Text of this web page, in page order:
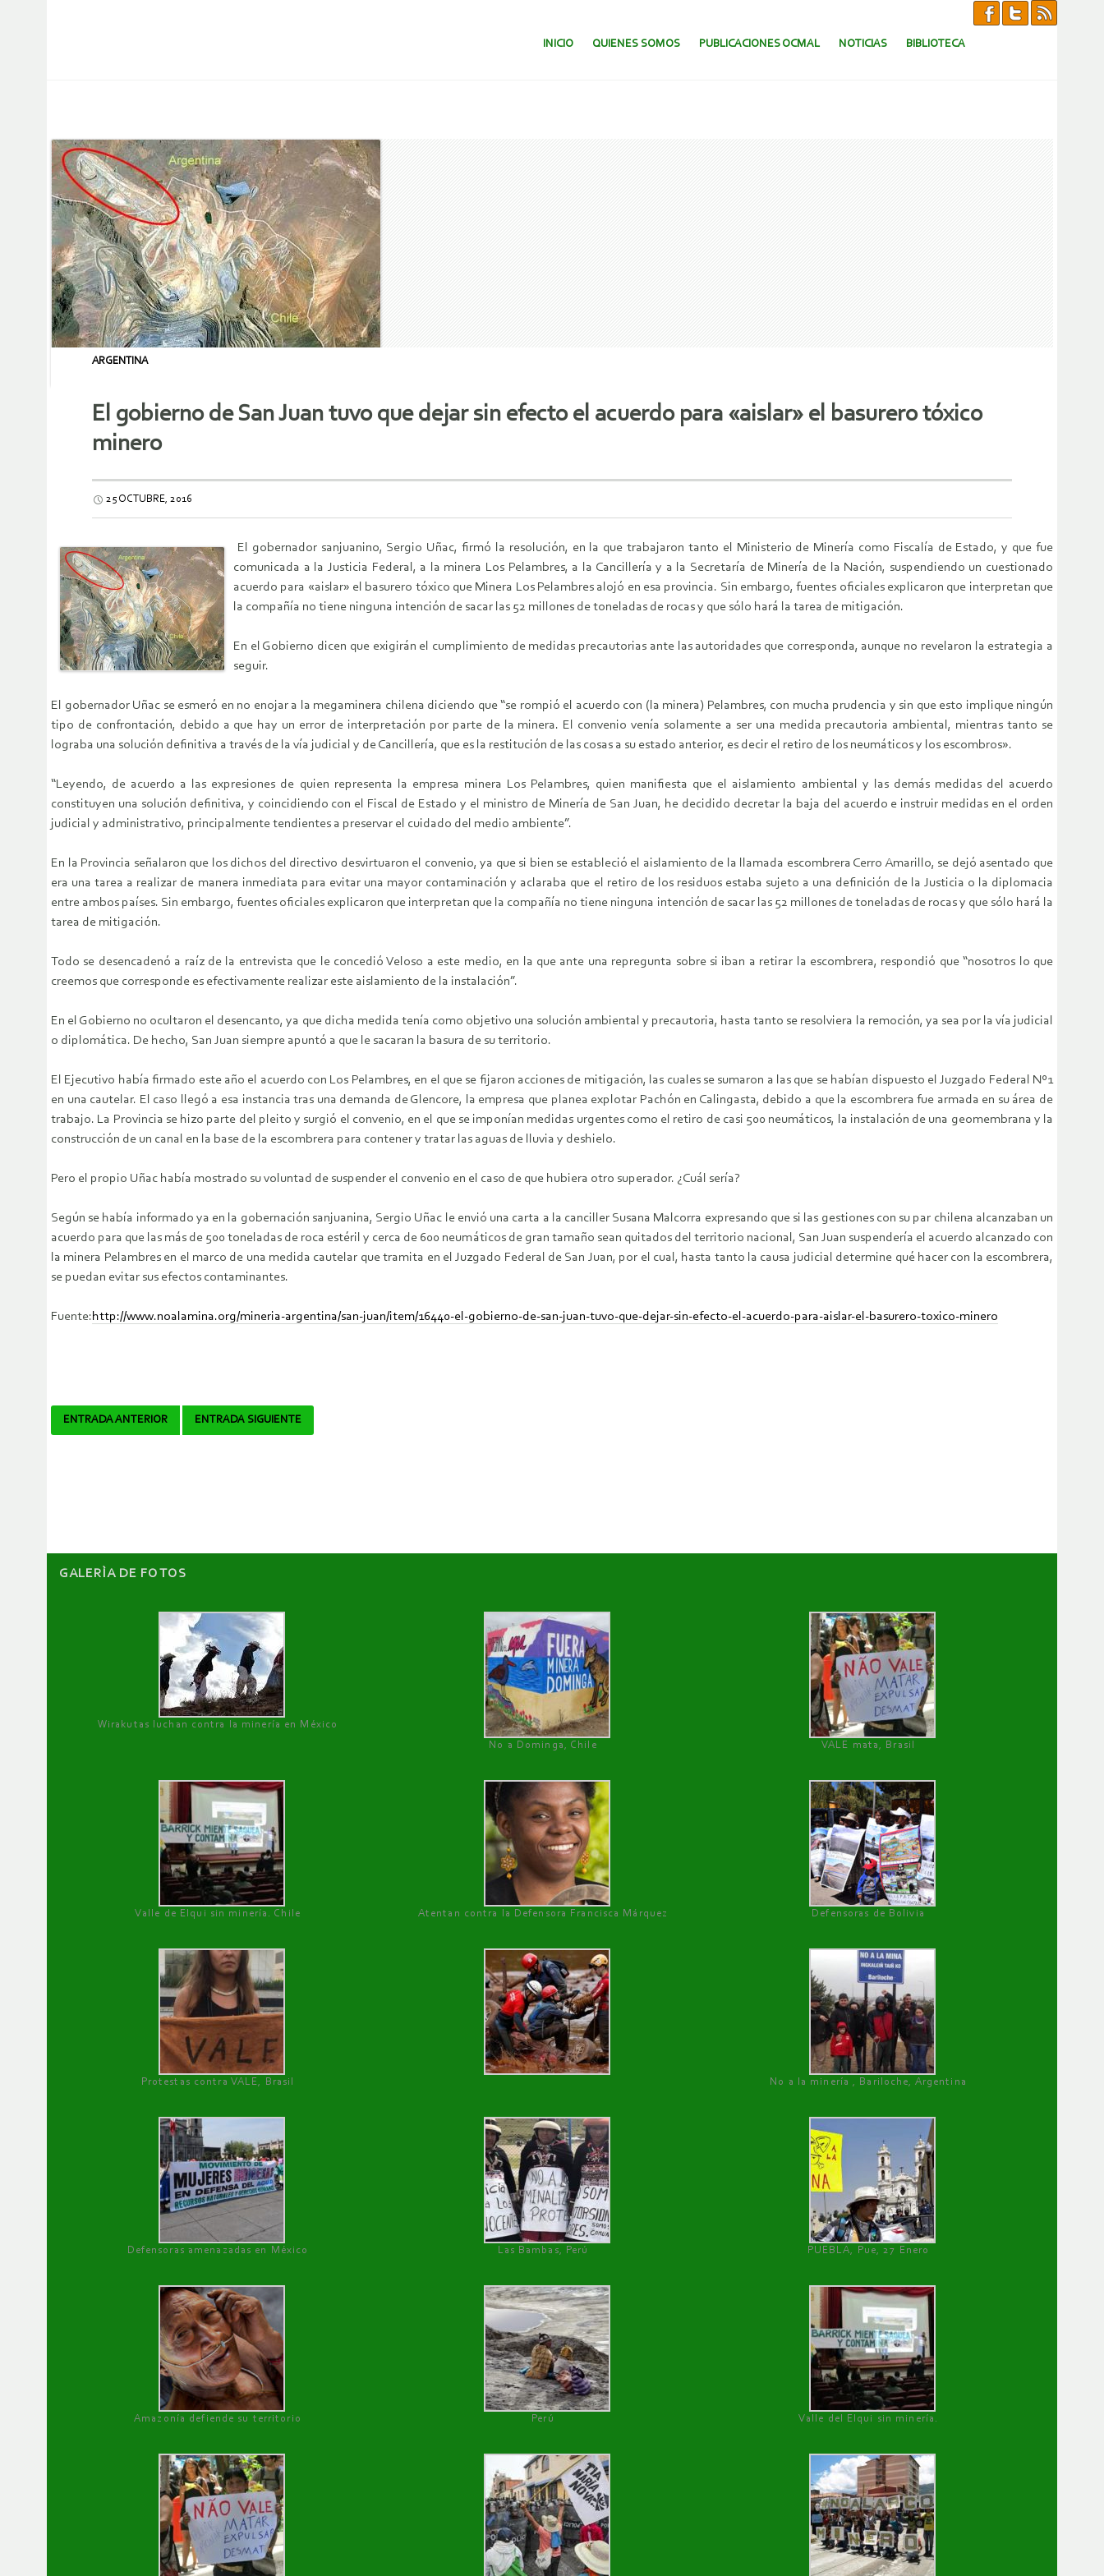
SALTAR AL CONTENIDO.
INICIO QUIENES SOMOS PUBLICACIONES OCMAL NOTICIAS BIBLIOTECA
ARGENTINA
El gobierno de San Juan tuvo que dejar sin efecto el acuerdo para «aislar» el basurero tóxico
minero
25 OCTUBRE, 2016
El gobernador sanjuanino, Sergio Uñac, firmó la resolución, en la que trabajaron tanto el Ministerio de Minería como Fiscalía de Estado, y que fue
comunicada a la Justicia Federal, a la minera Los Pelambres, a la Cancillería y a la Secretaría de Minería de la Nación, suspendiendo un cuestionado
acuerdo para «aislar» el basurero tóxico que Minera Los Pelambres alojó en esa provincia. Sin embargo, fuentes oficiales explicaron que interpretan que
la compañía no tiene ninguna intención de sacar las 52 millones de toneladas de rocas y que sólo hará la tarea de mitigación.
En el Gobierno dicen que exigirán el cumplimiento de medidas precautorias ante las autoridades que corresponda, aunque no revelaron la estrategia a
seguir.
El gobernador Uñac se esmeró en no enojar a la megaminera chilena diciendo que “se rompió el acuerdo con (la minera) Pelambres, con mucha prudencia y sin que esto implique ningún
tipo de confrontación, debido a que hay un error de interpretación por parte de la minera. El convenio venía solamente a ser una medida precautoria ambiental, mientras tanto se
lograba una solución definitiva a través de la vía judicial y de Cancillería, que es la restitución de las cosas a su estado anterior, es decir el retiro de los neumáticos y los escombros».
“Leyendo, de acuerdo a las expresiones de quien representa la empresa minera Los Pelambres, quien manifiesta que el aislamiento ambiental y las demás medidas del acuerdo
constituyen una solución definitiva, y coincidiendo con el Fiscal de Estado y el ministro de Minería de San Juan, he decidido decretar la baja del acuerdo e instruir medidas en el orden
judicial y administrativo, principalmente tendientes a preservar el cuidado del medio ambiente”.
En la Provincia señalaron que los dichos del directivo desvirtuaron el convenio, ya que si bien se estableció el aislamiento de la llamada escombrera Cerro Amarillo, se dejó asentado que
era una tarea a realizar de manera inmediata para evitar una mayor contaminación y aclaraba que el retiro de los residuos estaba sujeto a una definición de la Justicia o la diplomacia
entre ambos países. Sin embargo, fuentes oficiales explicaron que interpretan que la compañía no tiene ninguna intención de sacar las 52 millones de toneladas de rocas y que sólo hará la
tarea de mitigación.
Todo se desencadenó a raíz de la entrevista que le concedió Veloso a este medio, en la que ante una repregunta sobre si iban a retirar la escombrera, respondió que “nosotros lo que
creemos que corresponde es efectivamente realizar este aislamiento de la instalación”.
En el Gobierno no ocultaron el desencanto, ya que dicha medida tenía como objetivo una solución ambiental y precautoria, hasta tanto se resolviera la remoción, ya sea por la vía judicial
o diplomática. De hecho, San Juan siempre apuntó a que le sacaran la basura de su territorio.
El Ejecutivo había firmado este año el acuerdo con Los Pelambres, en el que se fijaron acciones de mitigación, las cuales se sumaron a las que se habían dispuesto el Juzgado Federal Nº1
en una cautelar. El caso llegó a esa instancia tras una demanda de Glencore, la empresa que planea explotar Pachón en Calingasta, debido a que la escombrera fue armada en su área de
trabajo. La Provincia se hizo parte del pleito y surgió el convenio, en el que se imponían medidas urgentes como el retiro de casi 500 neumáticos, la instalación de una geomembrana y la
construcción de un canal en la base de la escombrera para contener y tratar las aguas de lluvia y deshielo.
Pero el propio Uñac había mostrado su voluntad de suspender el convenio en el caso de que hubiera otro superador. ¿Cuál sería?
Según se había informado ya en la gobernación sanjuanina, Sergio Uñac le envió una carta a la canciller Susana Malcorra expresando que si las gestiones con su par chilena alcanzaban un
acuerdo para que las más de 500 toneladas de roca estéril y cerca de 600 neumáticos de gran tamaño sean quitados del territorio nacional, San Juan suspendería el acuerdo alcanzado con
la minera Pelambres en el marco de una medida cautelar que tramita en el Juzgado Federal de San Juan, por el cual, hasta tanto la causa judicial determine qué hacer con la escombrera,
se puedan evitar sus efectos contaminantes.
Fuente:http://www.noalamina.org/mineria-argentina/san-juan/item/16440-el-gobierno-de-san-juan-tuvo-que-dejar-sin-efecto-el-acuerdo-para-aislar-el-basurero-toxico-minero
Navegador
ENTRADA ANTERIOR ENTRADA SIGUIENTE
GALERÌA DE FOTOS
Wirakutas luchan contra la minería en México
No a Dominga, Chile
VALE mata, Brasil
Valle de Elqui sin minería. Chile Atentan contra la Defensora Francisca Márquez Defensoras de Bolivia
Protestas contra VALE, Brasil No a la minería , Bariloche, Argentina
Defensoras amenazadas en México Las Bambas, Perú PUEBLA, Pue, 27 Enero
Amazonía defiende su territorio Perú Valle del Elqui sin minería.